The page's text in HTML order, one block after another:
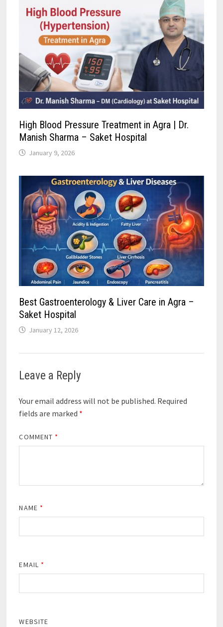
High Blood Pressure Treatment in Agra | Dr.
Manish Sharma – Saket Hospital
January 9, 2026
Best Gastroenterology & Liver Care in Agra –
Saket Hospital
January 12, 2026
Leave a Reply
Your email address will not be published. Required
fields are marked *
COMMENT *
NAME *
EMAIL *
WEBSITE